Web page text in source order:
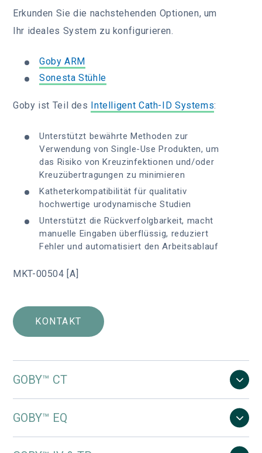
Erkunden Sie die nachstehenden Optionen, um
Ihr ideales System zu konfigurieren.
Goby ARM
Sonesta Stühle
Goby ist Teil des Intelligent Cath-ID Systems:
Unterstützt bewährte Methoden zur
Verwendung von Single-Use Produkten, um
das Risiko von Kreuzinfektionen und/oder
Kreuzübertragungen zu minimieren
Katheterkompatibilität für qualitativ
hochwertige urodynamische Studien
Unterstützt die Rückverfolgbarkeit, macht
manuelle Eingaben überflüssig, reduziert
Fehler und automatisiert den Arbeitsablauf
MKT-00504 [A]
KONTAKT
GOBY™ CT
GOBY™ EQ